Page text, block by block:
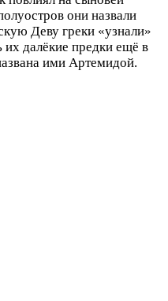
они назвали
Деву греки «узнали»
их далёкие предки ещё в
ими Артемидой.